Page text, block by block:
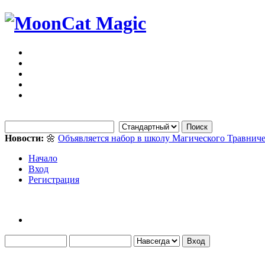
Новости: 🌼 Объявляется набор в школу Магического
Начало
Вход
Регистрация